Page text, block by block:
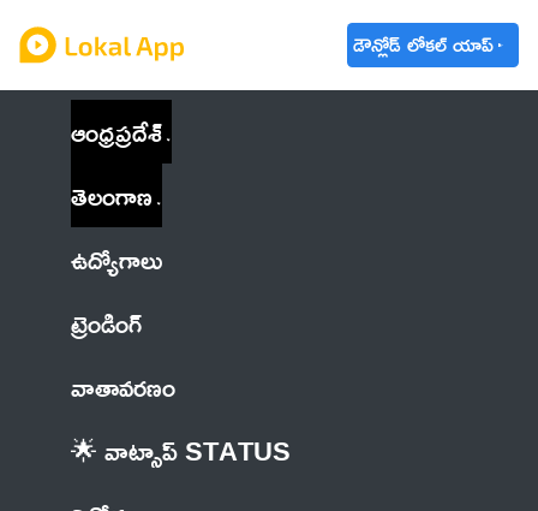
డౌన్లోడ్ లోకల్ యాప్
ఆంధ్రప్రదేశ్
తెలంగాణ
ఉద్యోగాలు
ట్రెండింగ్
వాతావరణం
🌟 వాట్సాప్ STATUS